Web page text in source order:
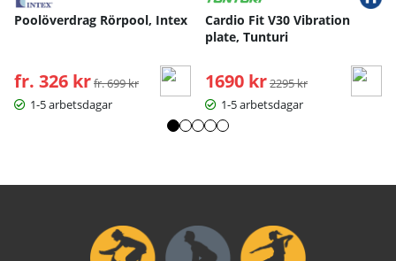
Poolöverdrag Rörpool, Intex
fr. 326 kr Ordinarie pris:
fr. 699 kr
1-5 arbetsdagar
Cardio Fit V30 Vibration
plate, Tunturi
1690 kr Ordinarie pris:
2295 kr
1-5 arbetsdagar